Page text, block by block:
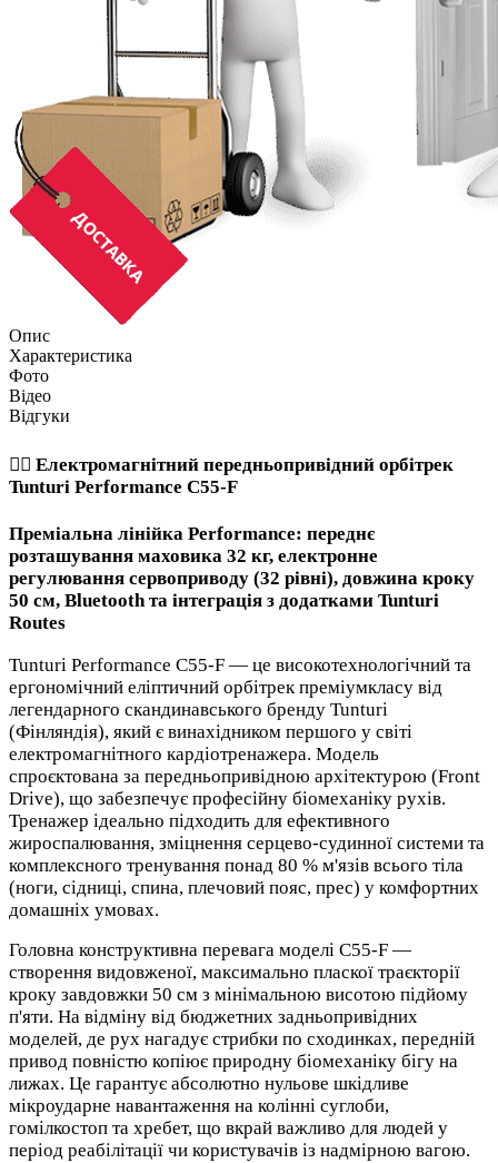
Опис
Характеристика
Фото
Відео
Відгуки
🏃‍♂️ Електромагнітний передньопривідний орбітрек
Tunturi Performance C55-F
Преміальна лінійка Performance: переднє
розташування маховика 32 кг, електронне
регулювання сервоприводу (32 рівні), довжина кроку
50 см, Bluetooth та інтеграція з додатками Tunturi
Routes
Tunturi Performance C55-F — це високотехнологічний та
ергономічний еліптичний орбітрек преміумкласу від
легендарного скандинавського бренду Tunturi
(Фінляндія), який є винахідником першого у світі
електромагнітного кардіотренажера. Модель
спроєктована за передньопривідною архітектурою (Front
Drive), що забезпечує професійну біомеханіку рухів.
Тренажер ідеально підходить для ефективного
жироспалювання, зміцнення серцево-судинної системи та
комплексного тренування понад 80 % м'язів всього тіла
(ноги, сідниці, спина, плечовий пояс, прес) у комфортних
домашніх умовах.
Головна конструктивна перевага моделі C55-F —
створення видовженої, максимально пласкої траєкторії
кроку завдовжки 50 см з мінімальною висотою підйому
п'яти. На відміну від бюджетних задньопривідних
моделей, де рух нагадує стрибки по сходинках, передній
привод повністю копіює природну біомеханіку бігу на
лижах. Це гарантує абсолютно нульове шкідливе
мікроударне навантаження на колінні суглоби,
гомілкостоп та хребет, що вкрай важливо для людей у
період реабілітації чи користувачів із надмірною вагою.